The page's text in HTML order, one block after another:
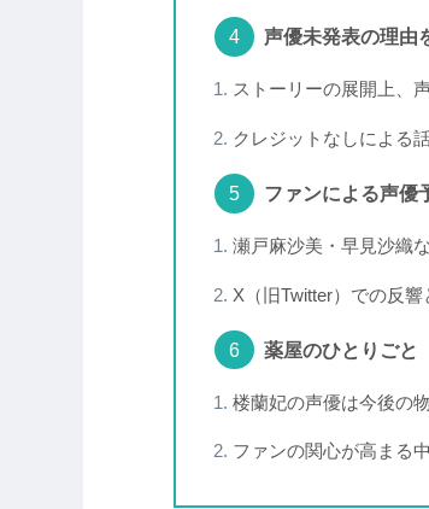
声優未発表の理由
ストーリーの展開上、
クレジットなしによる
ファンによる声優
瀬戸麻沙美・早見沙織
X（旧Twitter）での反
薬屋のひとりご
楼蘭妃の声優は今後の
ファンの関心が高まる